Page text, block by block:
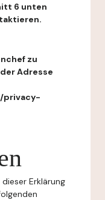
6 unten
zu
Adresse
privacy-
Erklärung